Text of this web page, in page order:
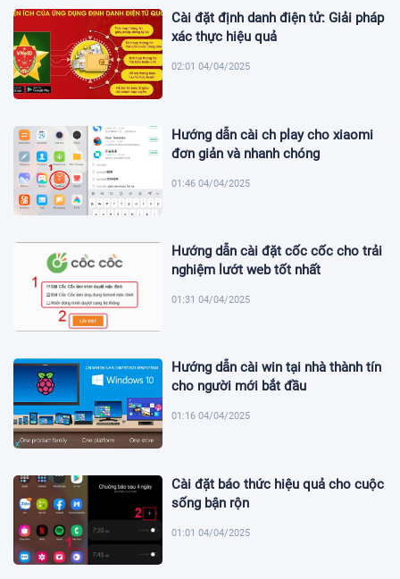
Cài đặt định danh điện tử: Giải pháp
xác thực hiệu quả
02:01 04/04/2025
Hướng dẫn cài ch play cho xiaomi
đơn giản và nhanh chóng
01:46 04/04/2025
Hướng dẫn cài đặt cốc cốc cho trải
nghiệm lướt web tốt nhất
01:31 04/04/2025
Hướng dẫn cài win tại nhà thành tín
cho người mới bắt đầu
01:16 04/04/2025
Cài đặt báo thức hiệu quả cho cuộc
sống bận rộn
01:01 04/04/2025